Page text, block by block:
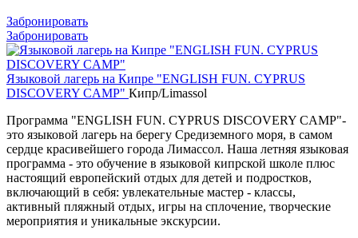
Забронировать
Забронировать
Языковой лагерь на Кипре "ENGLISH FUN. CYPRUS
DISCOVERY CAMP" Кипр/Limassol
Программа "ENGLISH FUN. CYPRUS DISCOVERY CAMP"-
это языковой лагерь на берегу Средиземного моря, в самом
сердце красивейшего города Лимассол. Наша летняя языковая
программа - это обучение в языковой кипрской школе плюс
настоящий европейский отдых для детей и подростков,
включающий в себя: увлекательные мастер - классы,
активный пляжный отдых, игры на сплочение, творческие
мероприятия и уникальные экскурсии.